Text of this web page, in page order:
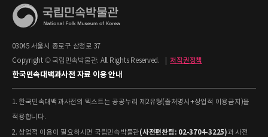
03045 서울시 종로구 삼청로 37
Copyright © 국립민속박물관. All Rights Reserved.
저작권정책
한국민속대백과사전 자료 이용 안내
1. 한국민속대백과사전의 텍스트는 공공누리 제2유형(출처명시+상업적 이용금지)을
적용합니다.
2. 상업적 이용이 필요하시면 국립민속박물관(사전편찬팀: 02-3704-3225)과 사전